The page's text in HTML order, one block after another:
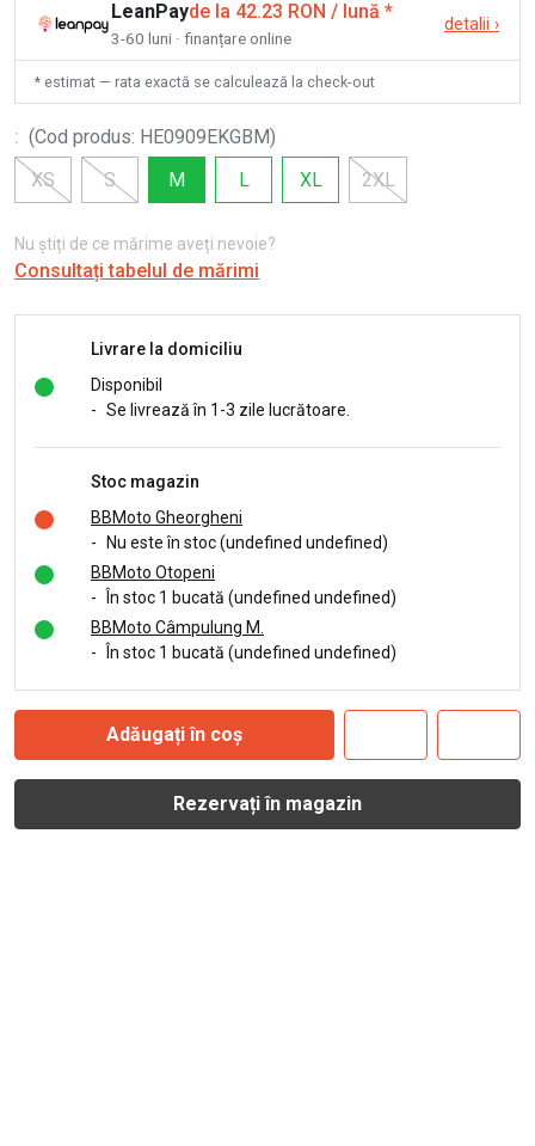
LeanPayde la 42.23 RON / lună *
3-60 luni · finanțare online
detalii ›
* estimat — rata exactă se calculează la check-out
: (Cod produs: HE0909EKGBM)
XS
S M L XL 2XL
Nu știți de ce mărime aveți nevoie?
Consultați tabelul de mărimi
Livrare la domiciliu
Disponibil
- Se livrează în 1-3 zile lucrătoare.
Stoc magazin
BBMoto Gheorgheni
-
Nu este în stoc (undefined undefined)
BBMoto Otopeni
-
În stoc 1 bucată (undefined undefined)
BBMoto Câmpulung M.
-
În stoc 1 bucată (undefined undefined)
Adăugați în coș
Rezervați în magazin